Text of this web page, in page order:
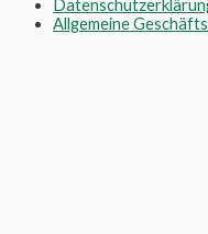
Allgemeine